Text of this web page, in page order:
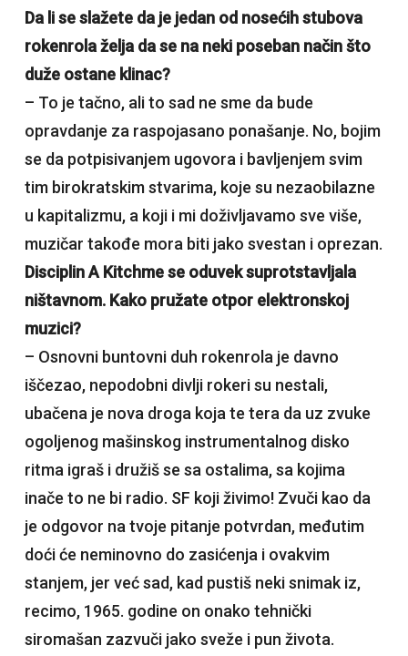
Da li se slažete da je jedan od nosećih stubova
rokenrola želja da se na neki poseban način što
duže ostane klinac?
– To je tačno, ali to sad ne sme da bude
opravdanje za raspojasano ponašanje. No, bojim
se da potpisivanjem ugovora i bavljenjem svim
tim birokratskim stvarima, koje su nezaobilazne
u kapitalizmu, a koji i mi doživljavamo sve više,
muzičar takođe mora biti jako svestan i oprezan.
Disciplin A Kitchme se oduvek suprotstavljala
ništavnom. Kako pružate otpor elektronskoj
muzici?
– Osnovni buntovni duh rokenrola je davno
iščezao, nepodobni divlji rokeri su nestali,
ubačena je nova droga koja te tera da uz zvuke
ogoljenog mašinskog instrumentalnog disko
ritma igraš i družiš se sa ostalima, sa kojima
inače to ne bi radio. SF koji živimo! Zvuči kao da
je odgovor na tvoje pitanje potvrdan, međutim
doći će neminovno do zasićenja i ovakvim
stanjem, jer već sad, kad pustiš neki snimak iz,
recimo, 1965. godine on onako tehnički
siromašan zazvuči jako sveže i pun života.